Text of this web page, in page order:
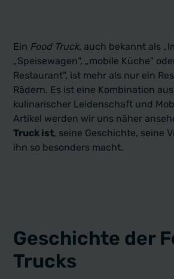
Ein Food Truck, auch bekannt als
„Speisewagen", „mobile Küche"
Restaurant", ist mehr als nur ein
Rädern. Es ist eine Kombination
kulinarischer Leidenschaft und
Artikel werden wir uns näher
Truck ist, seine Geschichte, seine
ihn so besonders macht.
Geschichte der
Trucks